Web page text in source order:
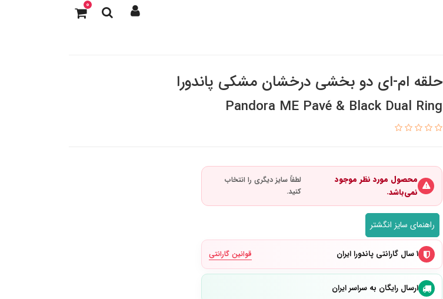
0
حلقه ام-ای دو بخشی درخشان مشکی پاندورا
Pandora ME Pavé & Black Dual Ring
محصول مورد نظر موجود
نمی‌باشد.
راهنمای سایز انگشتر
۱ سال گارانتی پاندورا ایران قوانین گارانتی
ارسال رایگان به سراسر ایران